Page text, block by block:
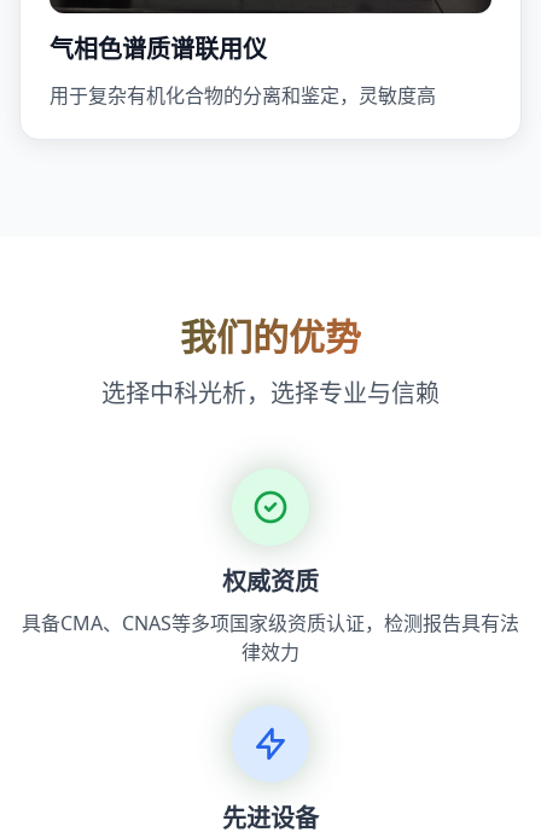
气相色谱质谱联用仪
用于复杂有机化合物的分离和鉴定，灵敏度高
我们的优势
选择中科光析，选择专业与信赖
权威资质
具备CMA、CNAS等多项国家级资质认证，检测报告具有法
律效力
先进设备